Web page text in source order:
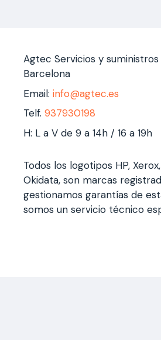
Agtec Servicios y
Barcelona
Email: info@agtec.es
Telf. 937930198
H: L a V de 9 a 14h / 16 a 19h
Todos los logotipos HP,
Okidata, son marcas
gestionamos garantías de
somos un servicio técnico